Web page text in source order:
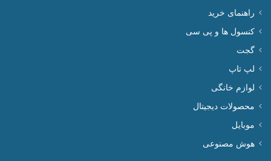
راهنمای خرید
کنسول ها و پی سی
گجت
لپ تاپ
لوازم خانگی
محصولات دیجیتال
موبایل
هوش مصنوعی